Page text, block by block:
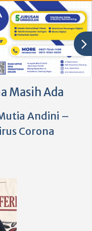
Masih Ada
Andini –
Corona